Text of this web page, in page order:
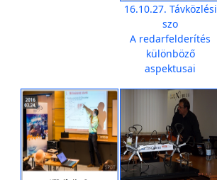
16.10.27. Távközlési
szo
A redarfelderítés
különböző
aspektusai